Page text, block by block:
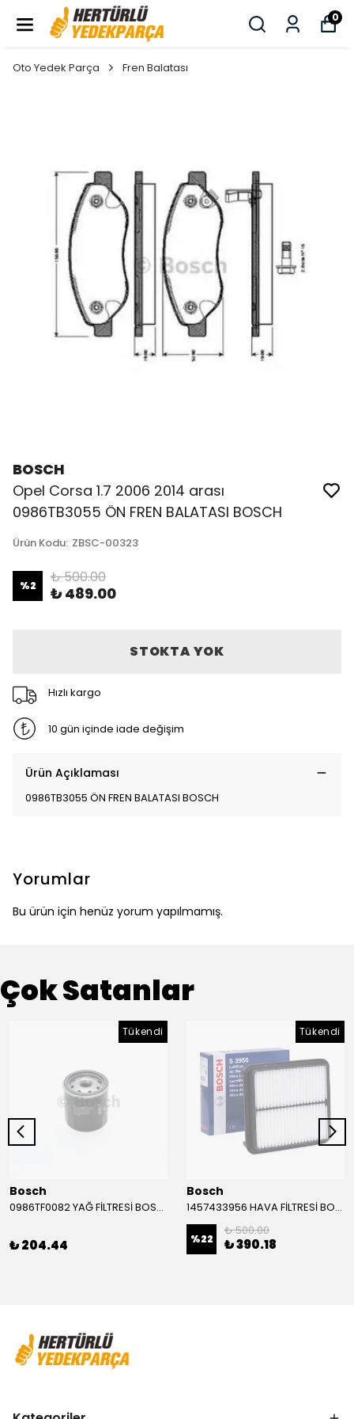
0
Oto Yedek Parça Fren Balatası
BOSCH
Opel Corsa 1.7 2006 2014 arası
0986TB3055 ÖN FREN BALATASI BOSCH
Ürün Kodu: ZBSC-00323
%2 ₺ 500.00
₺ 489.00
STOKTA YOK
Hızlı kargo
10 gün içinde iade değişim
Ürün Açıklaması
0986TB3055 ÖN FREN BALATASI BOSCH
Yorumlar
Bu ürün için henüz yorum yapılmamış.
Çok Satanlar
Tükendi
Bosch
0986TF0082 YAĞ FİLTRESİ BOSCH
₺ 204.44
Tükendi
Bosch
1457433956 HAVA FİLTRESİ BOSCH
%22
₺ 500.00
₺ 390.18